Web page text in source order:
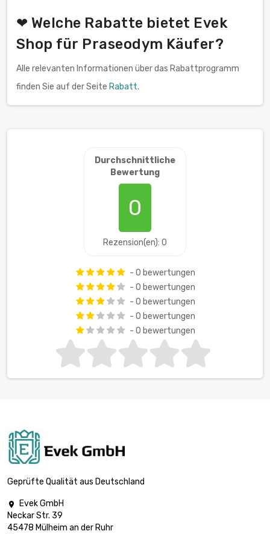
❤ Welche Rabatte bietet Evek
Shop für Praseodym Käufer?
Alle relevanten Informationen über das Rabattprogramm
finden Sie auf der Seite Rabatt.
Durchschnittliche
Bewertung
0
Rezension(en): 0
- 0 bewertungen
- 0 bewertungen
- 0 bewertungen
- 0 bewertungen
- 0 bewertungen
Geprüfte Qualität aus Deutschland

Evek GmbH
Neckar Str. 39
45478 Mülheim an der Ruhr